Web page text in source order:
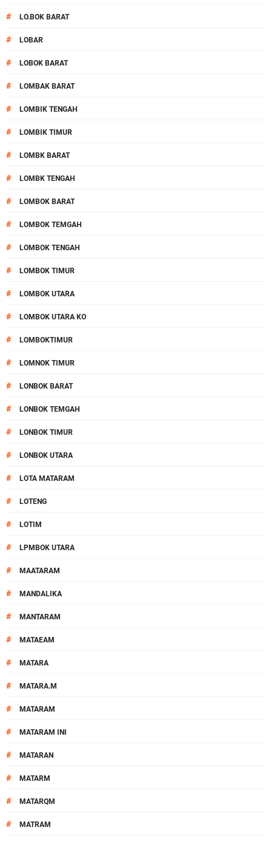
# LO.BOK BARAT
# LOBAR
# LOBOK BARAT
# LOMBAK BARAT
# LOMBIK TENGAH
# LOMBIK TIMUR
# LOMBK BARAT
# LOMBK TENGAH
# LOMBOK BARAT
# LOMBOK TEMGAH
# LOMBOK TENGAH
# LOMBOK TIMUR
# LOMBOK UTARA
# LOMBOK UTARA KO
# LOMBOKTIMUR
# LOMNOK TIMUR
# LONBOK BARAT
# LONBOK TEMGAH
# LONBOK TIMUR
# LONBOK UTARA
# LOTA MATARAM
# LOTENG
# LOTIM
# LPMBOK UTARA
# MAATARAM
# MANDALIKA
# MANTARAM
# MATAEAM
# MATARA
# MATARA.M
# MATARAM
# MATARAM INI
# MATARAN
# MATARM
# MATARQM
# MATRAM